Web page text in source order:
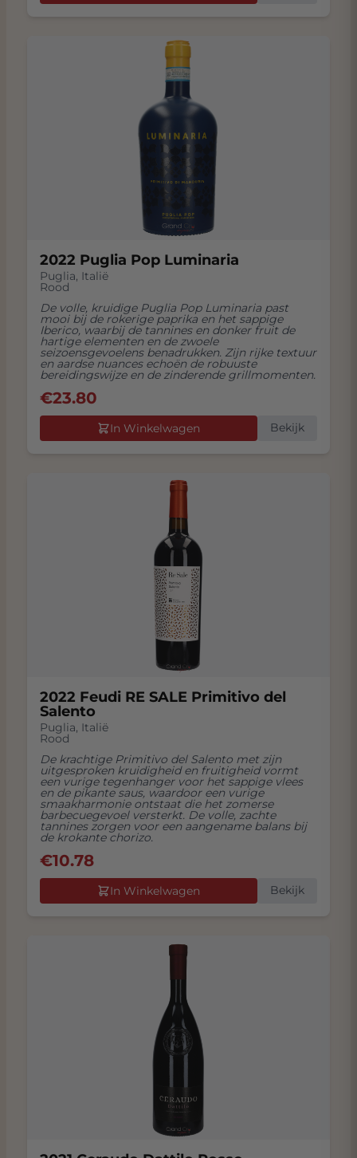
2022 Puglia Pop Luminaria
Puglia, Italië
Rood
De volle, kruidige Puglia Pop Luminaria past
mooi bij de rokerige paprika en het sappige
Iberico, waarbij de tannines en donker fruit de
hartige elementen en de zwoele
seizoensgevoelens benadrukken. Zijn rijke textuur
en aardse nuances echoën de robuuste
bereidingswijze en de zinderende grillmomenten.
€23.80
In Winkelwagen Bekijk
2022 Feudi RE SALE Primitivo del
Salento
Puglia, Italië
Rood
De krachtige Primitivo del Salento met zijn
uitgesproken kruidigheid en fruitigheid vormt
een vurige tegenhanger voor het sappige vlees
en de pikante saus, waardoor een vurige
smaakharmonie ontstaat die het zomerse
barbecuegevoel versterkt. De volle, zachte
tannines zorgen voor een aangename balans bij
de krokante chorizo.
€10.78
In Winkelwagen Bekijk